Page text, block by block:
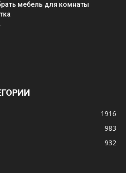
мебель для комнаты
1916
983
932